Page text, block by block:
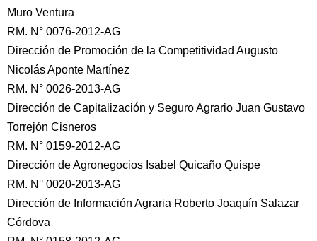
Muro Ventura
RM. N° 0076-2012-AG
Dirección de Promoción de la Competitividad Augusto
Nicolás Aponte Martínez
RM. N° 0026-2013-AG
Dirección de Capitalización y Seguro Agrario Juan Gustavo
Torrejón Cisneros
RM. N° 0159-2012-AG
Dirección de Agronegocios Isabel Quicaño Quispe
RM. N° 0020-2013-AG
Dirección de Información Agraria Roberto Joaquín Salazar
Córdova